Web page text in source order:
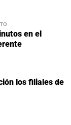
en el
los filiales de